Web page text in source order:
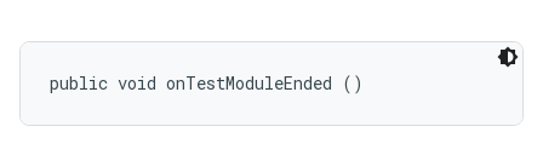
public void onTestModuleEnded ()